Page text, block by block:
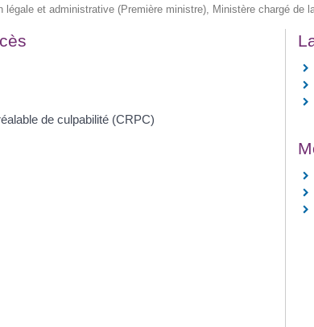
légale et administrative (Première ministre), Ministère chargé de
de culpabilité (CRPC)